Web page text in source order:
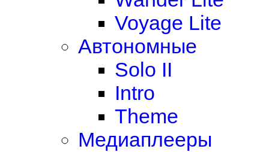
Voyage Lite
Автономные
Solo II
Intro
Theme
Медиаплееры